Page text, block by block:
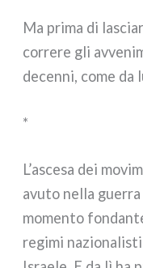
Ma pri­ma di
cor­re­re gli
decen­ni, come
*
L’ascesa dei
avu­to nel­la
momen­to
regi­mi